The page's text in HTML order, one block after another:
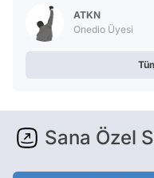
ATKN
Onedio Üyesi
Sana Özel